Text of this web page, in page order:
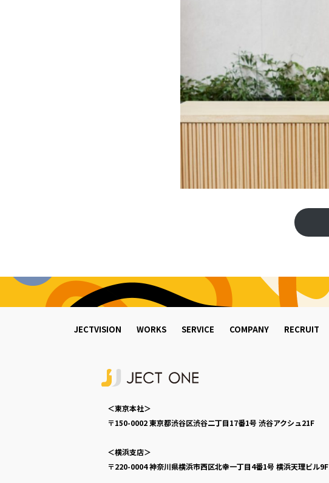
JECTVISION WORKS SERVICE COMPANY RECRUIT
＜東京本社＞
〒150-0002東京都渋谷区渋谷二丁目17番1号 渋谷アクシュ21F
＜横浜支店＞
〒220-0004神奈川県横浜市西区北幸一丁目4番1号 横浜天理ビル9F